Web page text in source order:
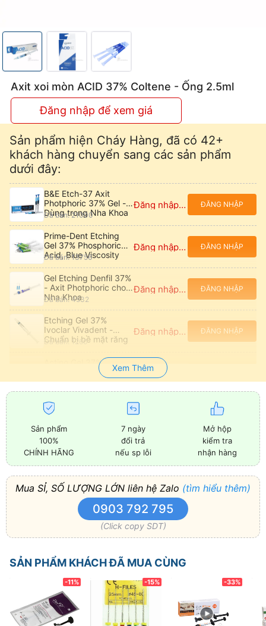
Axit xoi mòn ACID 37% Coltene - Ống 2.5ml
Đăng nhập để xem giá
Sản phẩm hiện Cháy Hàng, đã có 42+
khách hàng chuyển sang các sản phẩm
dưới đây:
B&E Etch-37 Axit
Photphoric 37% Gel -
Dùng trong Nha Khoa
Đã bán: 21000
Đăng nhập để xem giá ĐĂNG NHẬP
Prime-Dent Etching
Gel 37% Phosphoric
Acid, Blue Viscosity
Đã bán: 13756
Đăng nhập để xem giá ĐĂNG NHẬP
Gel Etching Denfil 37%
- Axit Photphoric cho
Nha Khoa
Đã bán: 4532
Đăng nhập để xem giá ĐĂNG NHẬP
Etching Gel 37%
Ivoclar Vivadent -
Chuẩn bị bề mặt răng
Đã bán: 1260
Đăng nhập để xem giá ĐĂNG NHẬP
Actino Gel 37%
PREVEST - Etching
Solution with
Phosphoric Acid
Đã bán: 340
Ultra-Etch AB 35%
Phosphoric Acid
Etching Solution with
Antibacterial
Đã bán: 900
ĐĂNG NHẬP
Xem Thêm
Sản phẩm
100%
CHÍNH HÃNG
7 ngày
đổi trả
nếu sp lỗi
Mở hộp
kiểm tra
nhận hàng
Mua SỈ, SỐ LƯỢNG LỚN liên hệ Zalo (tìm hiểu thêm)
0903 792 795
(Click copy SDT)
SẢN PHẨM KHÁCH ĐÃ MUA CÙNG
-11% -15% -33%